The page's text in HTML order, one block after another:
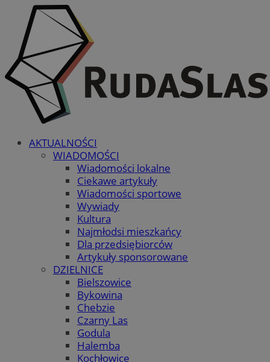
AKTUALNOŚCI
WIADOMOŚCI
Wiadomości lokalne
Ciekawe artykuły
Wiadomości sportowe
Wywiady
Kultura
Najmłodsi mieszkańcy
Dla przedsiębiorców
Artykuły sponsorowane
DZIELNICE
Bielszowice
Bykowina
Chebzie
Czarny Las
Godula
Halemba
Kochłowice